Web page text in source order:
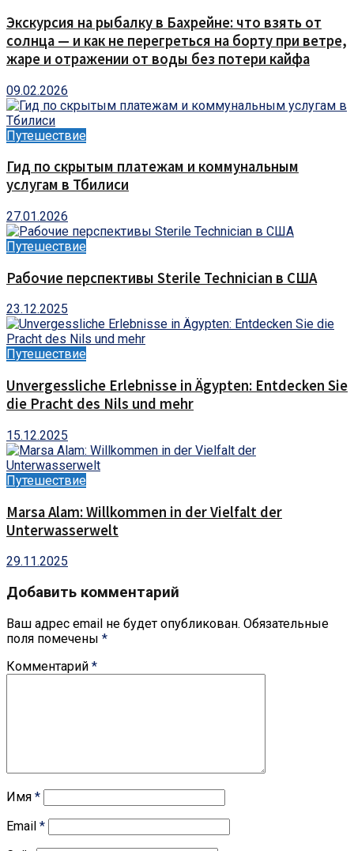
Экскурсия на рыбалку в Бахрейне: что взять от
солнца — и как не перегреться на борту при ветре,
жаре и отражении от воды без потери кайфа
09.02.2026
Путешествие
Гид по скрытым платежам и коммунальным
услугам в Тбилиси
27.01.2026
Путешествие
Рабочие перспективы Sterile Technician в США
23.12.2025
Путешествие
Unvergessliche Erlebnisse in Ägypten: Entdecken Sie
die Pracht des Nils und mehr
15.12.2025
Путешествие
Marsa Alam: Willkommen in der Vielfalt der
Unterwasserwelt
29.11.2025
Добавить комментарий
Ваш адрес email не будет опубликован. Обязательные
поля помечены *
Комментарий *
Имя *
Email *